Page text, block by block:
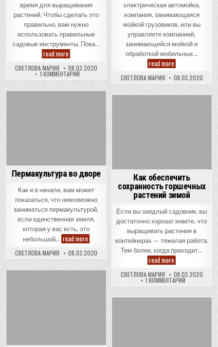
время для выращивания
растений. Чтобы сделать это
правильно, вам нужно
использовать правильные
садовые инструменты. Пока…
read more
использования
правильных
садовых
инструментов
СВЕТЛОВА МАРИЯ 08.03.2020
1 КОММЕНТАРИЙК
ЗАПИСИ
ВАЖНОСТЬ
ИСПОЛЬЗОВАНИЯ
ПРАВИЛЬНЫХ
ИНСТРУМЕНТОВ
электрическая автомойка,
компания, занимающаяся
мойкой грузовиков, или вы
управляете компанией,
занимающейся мойкой и
обработкой мобильных…
read more
продажа
парка
грузовых
автомобилей
и
СВЕТЛОВА МАРИЯ 08.03.2020
Пермакультура во дворе
Как и в начале, вам может
показаться, что невозможно
заниматься пермакультурой,
если единственная земля,
которая у вас есть, это
небольшой… read moreПермакультура
во
дворе
СВЕТЛОВА МАРИЯ 08.03.2020
Как обеспечить
сохранность горшечных
растений зимой
Если вы заядлый садовник, вы
достаточно хорошо знаете, что
выращивать растения в
контейнерах — тяжелая работа.
Тем более, когда приходит…
read more
обеспечить
сохранность
горшечных
растений
зимой
СВЕТЛОВА МАРИЯ 08.03.2020
1 КОММЕНТАРИЙК
ЗАПИСИ
КАК
ОБЕСПЕЧИТЬ
ГОРШЕЧНЫХ